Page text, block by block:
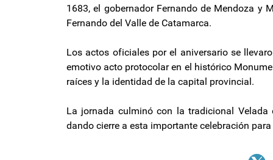
1683, el gobernador Fernando de Mendoza
Fernando del Valle de Catamarca.
Los actos oficiales por el aniversario se
emotivo acto protocolar en el histórico
raíces y la identidad de la capital provincial.
La jornada culminó con la tradicional
dando cierre a esta importante celebración